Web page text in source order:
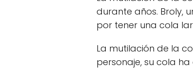
durante años. Broly,
por tener una cola
La mutilación de la
personaje, su cola